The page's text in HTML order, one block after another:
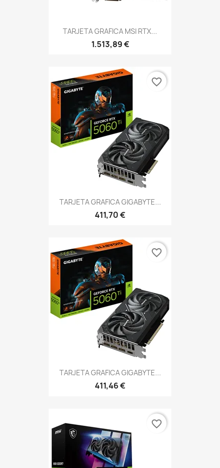
TARJETA GRAFICA MSI RTX...
1.513,89 €
TARJETA GRAFICA GIGABYTE...
411,70 €
favorite_border
TARJETA GRAFICA GIGABYTE...
411,46 €
favorite_border
favorite_border